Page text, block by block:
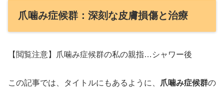
爪噛み症候群：深刻な皮膚損傷と治療
【閲覧注意】爪噛み症候群の私の親指…シャワー後
この記事では、タイトルにもあるように、 爪噛み症候群の